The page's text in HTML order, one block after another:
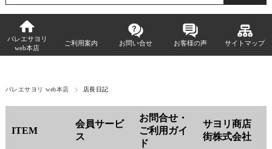
バレエサヨリ
web本店
ご利用案内 お問い合せ お客様の声 サイトマップ
バレエサヨリ web本店 店長日記
ITEM
会員サービ
ス
お問合せ・
ご利用ガイ
ド
サヨリ商店
街株式会社